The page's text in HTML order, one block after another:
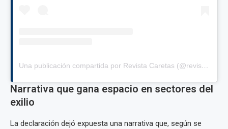
Una publicación compartida por Revista Caretas (@revistacaretas)
Narrativa que gana espacio en sectores del
exilio
La declaración dejó expuesta una narrativa que, según se